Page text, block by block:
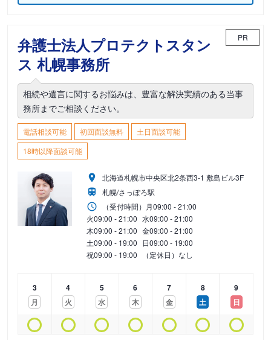
弁護士法人プロテクトスタン
ス 札幌事務所
PR
相続や遺言に関するお悩みは、豊富な解決実績のある当事
務所までご相談ください。
電話相談可能 初回面談無料
土日面談可能
18時以降面談可能
北海道札幌市中央区北2条西3-1 敷島ビル3F
札幌/さっぽろ駅
（受付時間） 月09:00 - 21:00
火09:00 - 21:00 水09:00 - 21:00
木09:00 - 21:00 金09:00 - 21:00
土09:00 - 19:00 日09:00 - 19:00
祝09:00 - 19:00 （定休日）なし
3
月
4
火
5
水
6
木
7
金
8
土
9
日